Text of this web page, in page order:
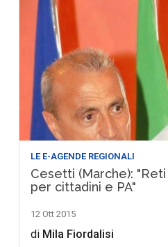
LE E-AGENDE REGIONALI
Cesetti (Marche):
per cittadini e PA"
12 Ott 2015
di Mila Fiordalisi